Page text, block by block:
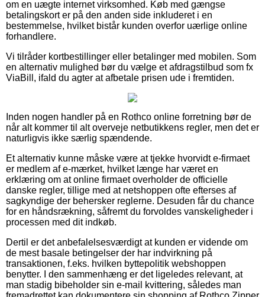
om en uægte internet virksomhed. Køb med gængse
betalingskort er på den anden side inkluderet i en
bestemmelse, hvilket bistår kunden overfor uærlige online
forhandlere.
Vi tilråder kortbestillinger eller betalinger med mobilen. Som
en alternativ mulighed bør du vælge et afdragstilbud som fx
ViaBill, ifald du agter at afbetale prisen ude i fremtiden.
Inden nogen handler på en Rothco online forretning bør de
når alt kommer til alt overveje netbutikkens regler, men det er
naturligvis ikke særlig spændende.
Et alternativ kunne måske være at tjekke hvorvidt e-firmaet
er medlem af e-mærket, hvilket længe har været en
erklæring om at online firmaet overholder de officielle
danske regler, tillige med at netshoppen ofte efterses af
sagkyndige der behersker reglerne. Desuden får du chance
for en håndsrækning, såfremt du forvoldes vanskeligheder i
processen med dit indkøb.
Dertil er det anbefalelsesværdigt at kunden er vidende om
de mest basale betingelser der har indvirkning på
transaktionen, f.eks. hvilken byttepolitik webshoppen
benytter. I den sammenhæng er det ligeledes relevant, at
man stadig bibeholder sin e-mail kvittering, således man